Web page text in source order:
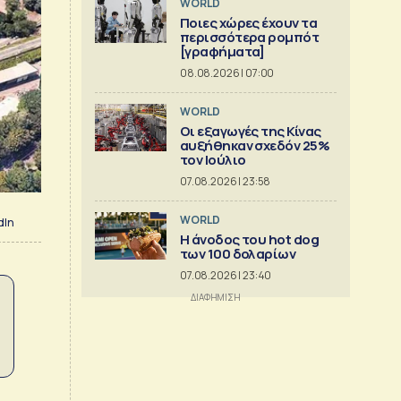
WORLD
Ποιες χώρες έχουν τα
περισσότερα ρομπότ
[γραφήματα]
08.08.2026 | 07:00
WORLD
Οι εξαγωγές της Κίνας
αυξήθηκαν σχεδόν 25%
τον Ιούλιο
07.08.2026 | 23:58
WORLD
Η άνοδος του hot dog
των 100 δολαρίων
07.08.2026 | 23:40